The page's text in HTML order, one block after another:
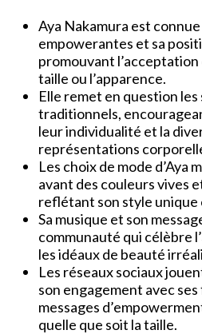
Aya Nakamura est
empowerantes et sa
promouvant l’acceptation
taille ou l’apparence.
Elle remet en question
traditionnels,
leur individualité et la
représentations
Les choix de mode d’Aya
avant des couleurs vives
reflétant son style
Sa musique et son
communauté qui célèbre
les idéaux de beauté
Les réseaux sociaux
son engagement avec
messages
quelle que soit la taille.